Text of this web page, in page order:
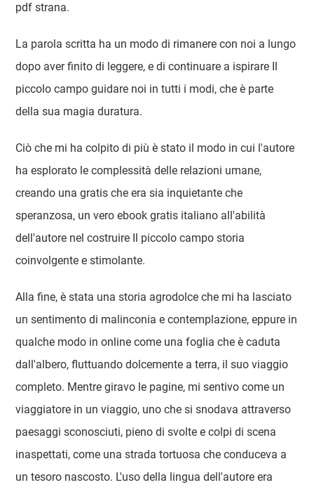
pdf strana.
La parola scritta ha un modo di rimanere con noi a lungo
dopo aver finito di leggere, e di continuare a ispirare Il
piccolo campo guidare noi in tutti i modi, che è parte
della sua magia duratura.
Ciò che mi ha colpito di più è stato il modo in cui l'autore
ha esplorato le complessità delle relazioni umane,
creando una gratis che era sia inquietante che
speranzosa, un vero ebook gratis italiano all'abilità
dell'autore nel costruire Il piccolo campo storia
coinvolgente e stimolante.
Alla fine, è stata una storia agrodolce che mi ha lasciato
un sentimento di malinconia e contemplazione, eppure in
qualche modo in online come una foglia che è caduta
dall'albero, fluttuando dolcemente a terra, il suo viaggio
completo. Mentre giravo le pagine, mi sentivo come un
viaggiatore in un viaggio, uno che si snodava attraverso
paesaggi sconosciuti, pieno di svolte e colpi di scena
inaspettati, come una strada tortuosa che conduceva a
un tesoro nascosto. L'uso della lingua dell'autore era